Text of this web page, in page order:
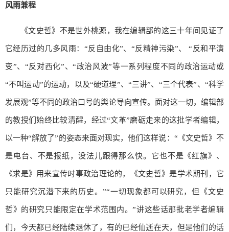
风雨兼程
《文史哲》不是世外桃源，我在编辑部的这三十年间见证了
它经历过的几多风雨：“反自由化”、“反精神污染”、 “反和平演
变”、“反对西化”、“政治风波”等一系列程度不同的政治运动或
“不叫运动”的运动，以及“硬道理”、“三讲”、“三个代表”、“科学
发展观”等不同的政治口号的舆论导向宣传。面对这一切，编辑部
的教授们始终比较清醒，经过“文革”磨砺走来的这批学者编辑，
以一种“解放了”的姿态来面对现实，他们这样说：“《文史哲》不
是电台、不是报纸，没法儿跟得那么快。它也不是《红旗》、
《求是》用来宣传时事政治理论的，《文史哲》是学术期刊，它
只能研究沉潜下来的历史。”“一切现象都可以研究，但《文史
哲》的研究只能限定在学术范围内。”讲这些话那批老学者编辑
们，今天都已经陆续退休了，有的已经仙逝在天，但是他们的话